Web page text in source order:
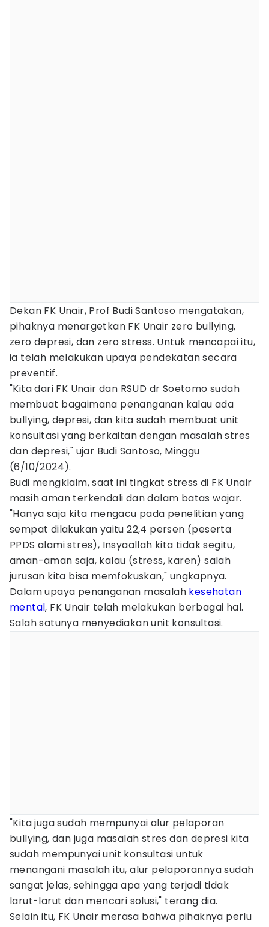
Dekan FK Unair, Prof Budi Santoso mengatakan,
pihaknya menargetkan FK Unair zero bullying,
zero depresi, dan zero stress. Untuk mencapai itu,
ia telah melakukan upaya pendekatan secara
preventif.
"Kita dari FK Unair dan RSUD dr Soetomo sudah
membuat bagaimana penanganan kalau ada
bullying, depresi, dan kita sudah membuat unit
konsultasi yang berkaitan dengan masalah stres
dan depresi," ujar Budi Santoso, Minggu
(6/10/2024).
Budi mengklaim, saat ini tingkat stress di FK Unair
masih aman terkendali dan dalam batas wajar.
"Hanya saja kita mengacu pada penelitian yang
sempat dilakukan yaitu 22,4 persen (peserta
PPDS alami stres), Insyaallah kita tidak segitu,
aman-aman saja, kalau (stress, karen) salah
jurusan kita bisa memfokuskan," ungkapnya.
Dalam upaya penanganan masalah kesehatan
mental, FK Unair telah melakukan berbagai hal.
Salah satunya menyediakan unit konsultasi.
"Kita juga sudah mempunyai alur pelaporan
bullying, dan juga masalah stres dan depresi kita
sudah mempunyai unit konsultasi untuk
menangani masalah itu, alur pelaporannya sudah
sangat jelas, sehingga apa yang terjadi tidak
larut-larut dan mencari solusi," terang dia.
Selain itu, FK Unair merasa bahwa pihaknya perlu